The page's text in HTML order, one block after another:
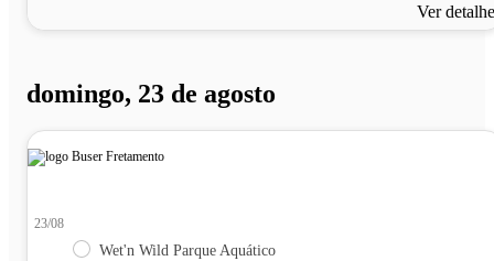
Ver
domingo, 23 de agosto
23/08
Wet'n Wild Parque Aquático